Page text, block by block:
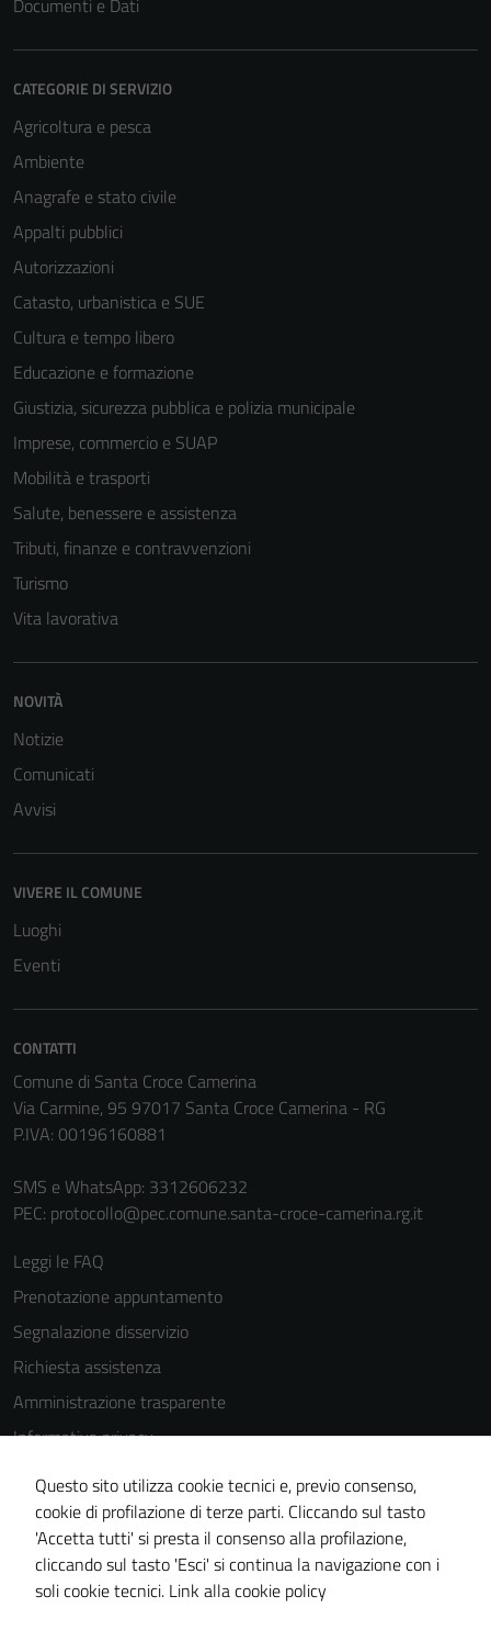
Documenti e Dati
CATEGORIE DI SERVIZIO
Agricoltura e pesca
Ambiente
Anagrafe e stato civile
Appalti pubblici
Autorizzazioni
Catasto, urbanistica e SUE
Cultura e tempo libero
Educazione e formazione
Giustizia, sicurezza pubblica e polizia municipale
Imprese, commercio e SUAP
Mobilità e trasporti
Salute, benessere e assistenza
Tributi, finanze e contravvenzioni
Turismo
Vita lavorativa
NOVITÀ
Notizie
Comunicati
Avvisi
VIVERE IL COMUNE
Luoghi
Eventi
CONTATTI
Comune di Santa Croce Camerina
Via Carmine, 95 97017 Santa Croce Camerina - RG
P.IVA: 00196160881
SMS e WhatsApp: 3312606232
PEC: protocollo@pec.comune.santa-croce-camerina.rg.it
Leggi le FAQ
Prenotazione appuntamento
Segnalazione disservizio
Richiesta assistenza
Amministrazione trasparente
Informativa privacy
Cookie Policy
Note legali
Dichiarazione di accessibilità
Piano di miglioramento del sito
Questo sito utilizza cookie tecnici e, previo consenso,
cookie di profilazione di terze parti. Cliccando sul tasto
'Accetta tutti' si presta il consenso alla profilazione,
cliccando sul tasto 'Esci' si continua la navigazione con i
soli cookie tecnici. Link alla cookie policy
Tecnici
Questi cookie
sono necessari
per il